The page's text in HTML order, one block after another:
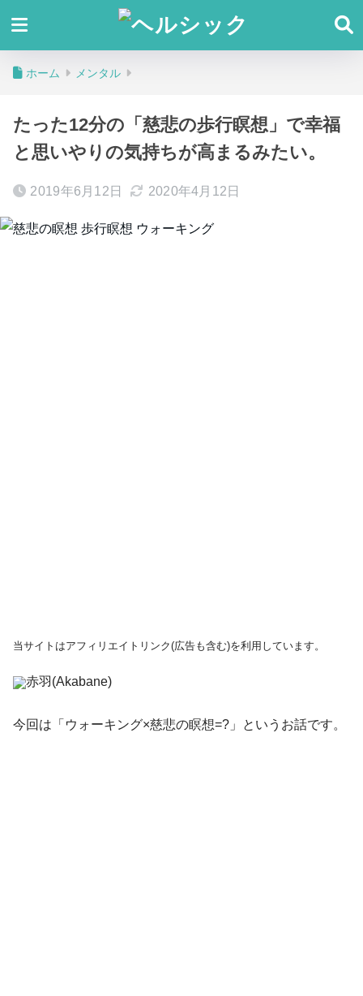
ホーム メンタル
たった12分の「慈悲の歩行瞑想」で幸福
と思いやりの気持ちが高まるみたい。
2019年6月12日 2020年4月12日
当サイトはアフィリエイトリンク(広告も含む)を利用しています。
赤羽(Akabane)
今回は「ウォーキング×慈悲の瞑想=?」というお話です。